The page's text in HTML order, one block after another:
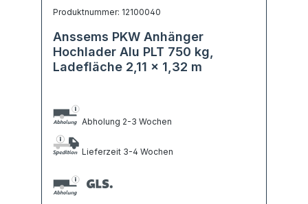
Produktnummer: 12100040
Anssems PKW Anhänger
Hochlader Alu PLT 750 kg,
Ladefläche 2,11 x 1,32 m
Abholung 2-3 Wochen
Lieferzeit 3-4 Wochen